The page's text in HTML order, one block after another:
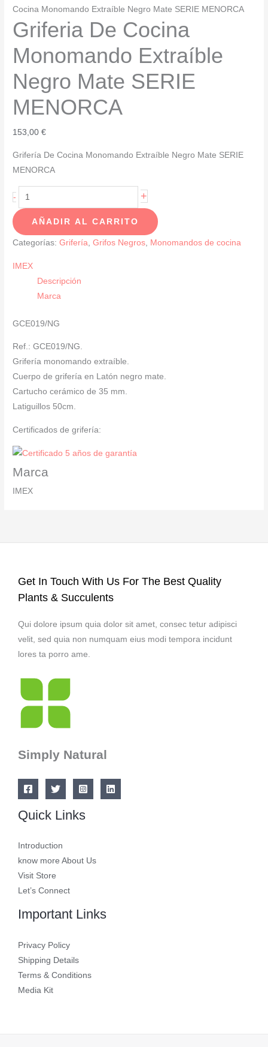
Cocina Monomando Extraíble Negro Mate SERIE MENORCA
Griferia De Cocina
Monomando Extraíble
Negro Mate SERIE
MENORCA
153,00€
Grifería De Cocina Monomando Extraíble Negro Mate SERIE
MENORCA
-
Griferia
De
Cocina
Monomando
Negro
SERIE
cantidad
+
AÑADIR AL CARRITO
Categorías:Grifería,Grifos Negros, Monomandos de cocina
IMEX
Descripción
Marca
GCE019/NG
Ref.: GCE019/NG.
Grifería monomando extraíble.
Cuerpo de grifería en Latón negro mate.
Cartucho cerámico de 35 mm.
Latiguillos 50cm.
Certificados de grifería:
Marca
IMEX
Get In Touch With Us For The Best Quality
Plants & Succulents
Qui dolore ipsum quia dolor sit amet, consec tetur adipisci
velit, sed quia non numquam eius modi tempora incidunt
lores ta porro ame.
Simply Natural
Quick Links
Introduction
know more About Us
Visit Store
Let’s Connect
Important Links
Privacy Policy
Shipping Details
Terms & Conditions
Media Kit